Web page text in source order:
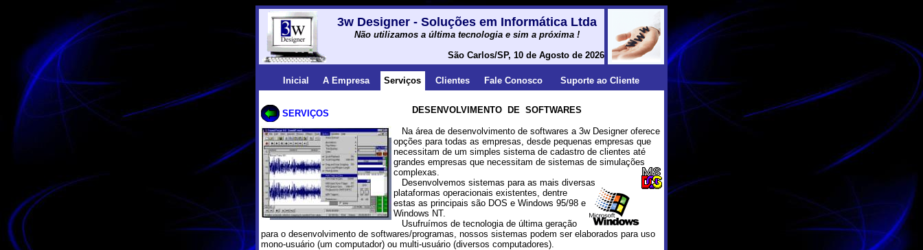
3w Designer - Soluções em Informática Ltda
Não utilizamos a última tecnologia e sim a próxima !
São Carlos/SP, 10 de Agosto de 2026
Inicial A Empresa Serviços Clientes Fale Conosco Suporte ao Cliente
SERVIÇOS DESENVOLVIMENTO DE SOFTWARES
Na área de desenvolvimento de softwares a 3w Designer oferece
opções para todas as empresas, desde pequenas empresas que
necessitam de um simples sistema de cadastro de clientes até
grandes empresas que necessitam de sistemas de simulações
complexas.
Desenvolvemos sistemas para as mais diversas
plataformas operacionais existentes, dentre
estas as principais são DOS e Windows 95/98 e
Windows NT.
Usufruímos de tecnologia de última geração
para o desenvolvimento de softwares/programas, nossos sistemas podem ser elaborados para uso
mono-usuário (um computador) ou multi-usuário (diversos computadores).